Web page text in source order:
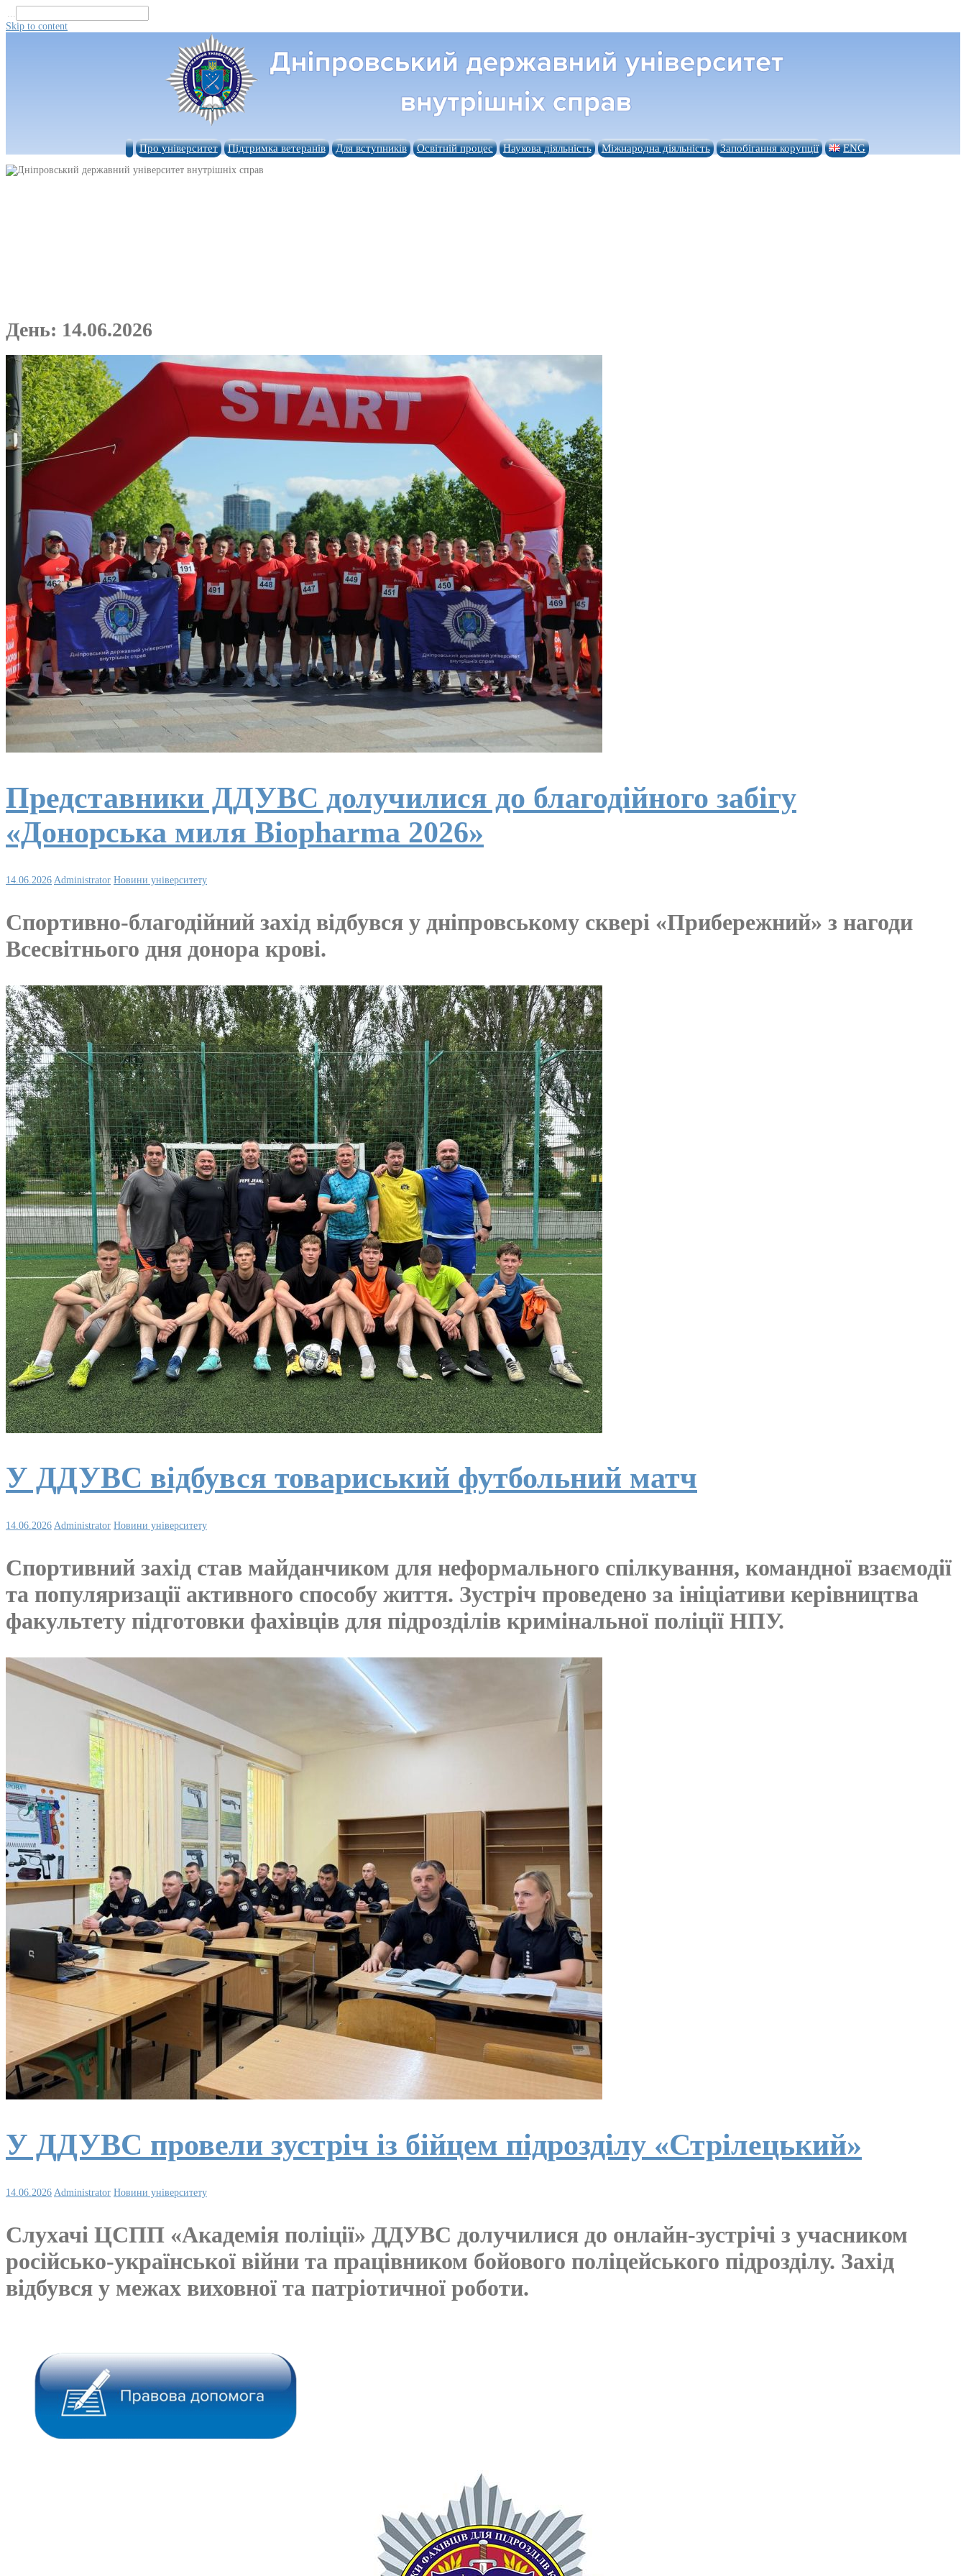
...
Skip to content
Про університет Підтримка ветеранів Для вступників Освітній процес Наукова діяльність Міжнародна діяльність Запобігання корупції ENG
День: 14.06.2026
Представники ДДУВС долучилися до благодійного забігу
«Донорська миля Biopharma 2026»
14.06.2026 Administrator Новини університету
Спортивно-благодійний захід відбувся у дніпровському сквері «Прибережний» з нагоди
Всесвітнього дня донора крові.
У ДДУВС відбувся товариський футбольний матч
14.06.2026 Administrator Новини університету
Спортивний захід став майданчиком для неформального спілкування, командної взаємодії
та популяризації активного способу життя. Зустріч проведено за ініціативи керівництва
факультету підготовки фахівців для підрозділів кримінальної поліції НПУ.
У ДДУВС провели зустріч із бійцем підрозділу «Стрілецький»
14.06.2026 Administrator Новини університету
Слухачі ЦСПП «Академія поліції» ДДУВС долучилися до онлайн-зустрічі з учасником
російсько-української війни та працівником бойового поліцейського підрозділу. Захід
відбувся у межах виховної та патріотичної роботи.